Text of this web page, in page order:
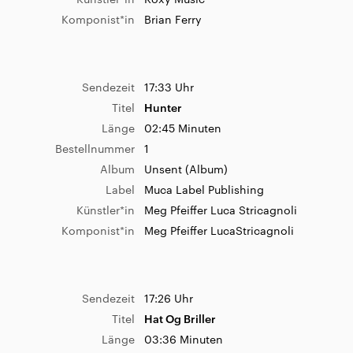
Titel
Writing's On The Wall
Länge
02:48 Minuten
Album
Kansas Anymore [Explicit]
Label
© 2024 Interscope Records
Künstler*in
ROLE MODEL
Sendezeit
06:19 Uhr
Album
Supergud [Explicit]
Label
(C) 2023 Jansen Records
Künstler*in
Fieh
Album
Flowers
Label
Virgin Records
Sendezeit
08:05 Uhr
Titel
Hate Myself
Länge
02:53 Minuten
Bestellnummer
1
Album
Hate Myself (So Much Sometimes)
(Single)
Komponist*in
Claire-Ann Varley Joschka Bender
Matthias Heising
Komponist*in
Brian Ferry
Sendezeit
17:33 Uhr
Titel
Hunter
Länge
02:45 Minuten
Bestellnummer
1
Album
Unsent (Album)
Label
Muca Label Publishing
Künstler*in
Meg Pfeiffer Luca Stricagnoli
Komponist*in
Meg Pfeiffer LucaStricagnoli
Sendezeit
17:26 Uhr
Titel
Hat Og Briller
Länge
03:36 Minuten